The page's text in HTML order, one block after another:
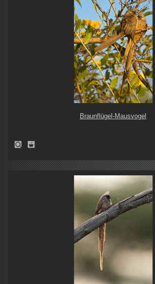
Braunflügel-Mausvogel